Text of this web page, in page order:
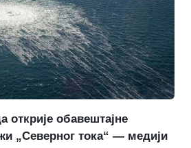
открије обавештајне
„Северног тока“ — медији